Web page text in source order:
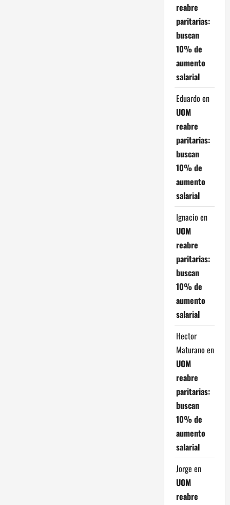
reabre
paritarias:
buscan
10% de
aumento
salarial
Eduardo en
UOM
reabre
paritarias:
buscan
10% de
aumento
salarial
Ignacio en
UOM
reabre
paritarias:
buscan
10% de
aumento
salarial
Hector
Maturano en
UOM
reabre
paritarias:
buscan
10% de
aumento
salarial
Jorge en
UOM
reabre